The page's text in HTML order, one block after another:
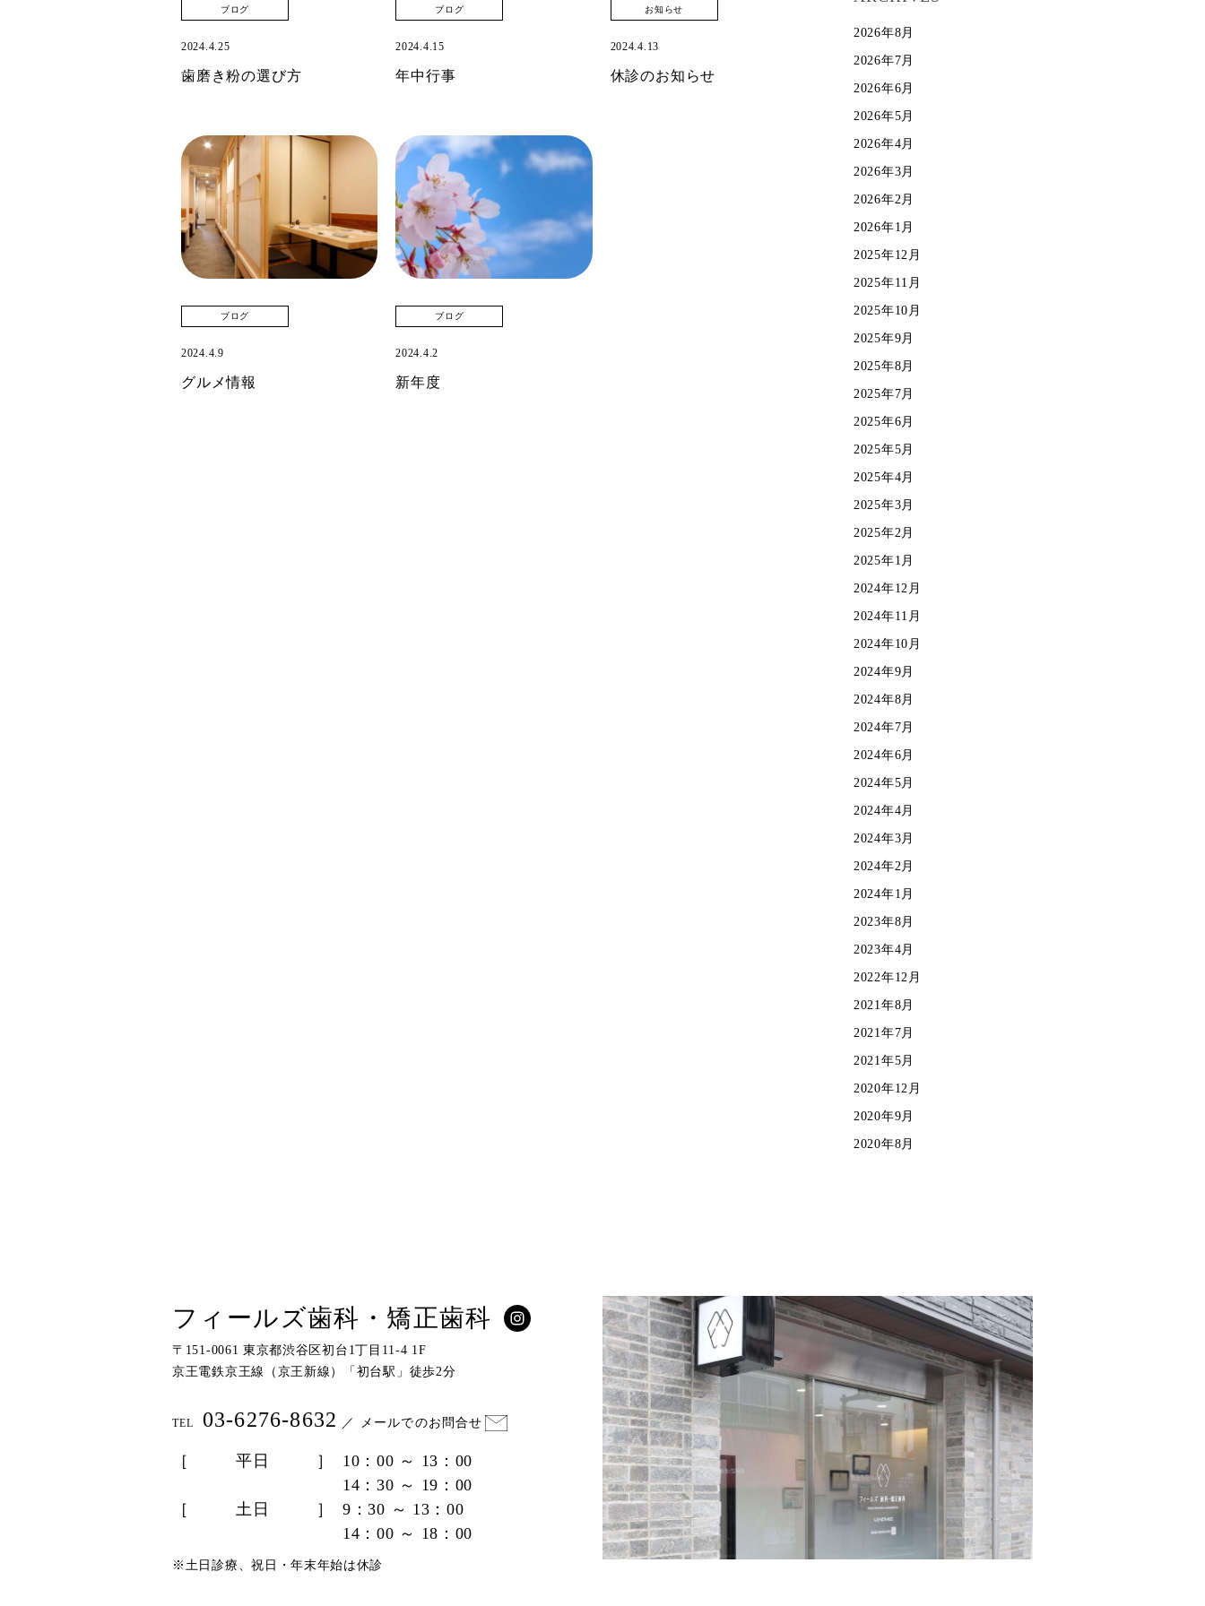
ブログ
2024.4.25
歯磨き粉の選び方
ブログ
2024.4.15
年中行事
お知らせ
2024.4.13
休診のお知らせ
ブログ
2024.4.9
グルメ情報
ブログ
2024.4.2
新年度
2026年8月
2026年7月
2026年6月
2026年5月
2026年4月
2026年3月
2026年2月
2026年1月
2025年12月
2025年11月
2025年10月
2025年9月
2025年8月
2025年7月
2025年6月
2025年5月
2025年4月
2025年3月
2025年2月
2025年1月
2024年12月
2024年11月
2024年10月
2024年9月
2024年8月
2024年7月
2024年6月
2024年5月
2024年4月
2024年3月
2024年2月
2024年1月
2023年8月
2023年4月
2022年12月
2021年8月
2021年7月
2021年5月
2020年12月
2020年9月
2020年8月
フィールズ歯科・矯正歯科
〒151-0061 東京都渋谷区初台1丁目11-4 1F
京王電鉄京王線（京王新線）「初台駅」徒歩2分
TEL 03-6276-8632 ／ メールでのお問合せ
［ 平日 ］
10：00 ～ 13：00
14：30 ～ 19：00
［
土日 ］
9：30 ～ 13：00
14：00 ～ 18：00
※土日診療、祝日・年末年始は休診